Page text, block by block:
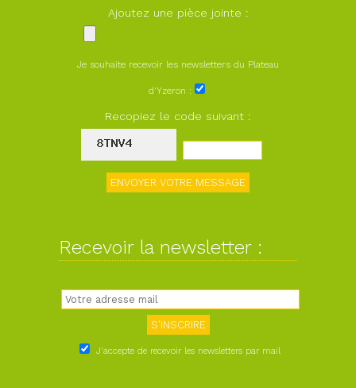
Ajoutez une pièce jointe :
Je souhaite recevoir les newsletters du Plateau
d'Yzeron :
Recopiez le code suivant :
Recevoir la newsletter :
J'accepte de recevoir les newsletters par mail